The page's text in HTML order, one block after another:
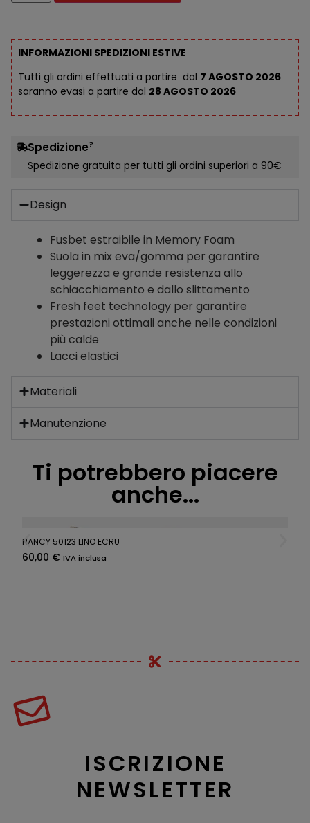
INFORMAZIONI SPEDIZIONI ESTIVE
Tutti gli ordini effettuati a partire dal 7 AGOSTO 2026
saranno evasi a partire dal 28 AGOSTO 2026
Spedizione?
Spedizione gratuita per tutti gli ordini superiori a 90€
Design
Fusbet estraibile in Memory Foam
Suola in mix eva/gomma per garantire
leggerezza e grande resistenza allo
schiacchiamento e dallo slittamento
Fresh feet technology per garantire
prestazioni ottimali anche nelle condizioni
più calde
Lacci elastici
Materiali
Manutenzione
Ti potrebbero piacere
anche...
NANCY 50123 LINO ECRU
60,00 € IVA inclusa
ISCRIZIONE
NEWSLETTER